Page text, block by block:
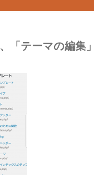
「テーマの編集